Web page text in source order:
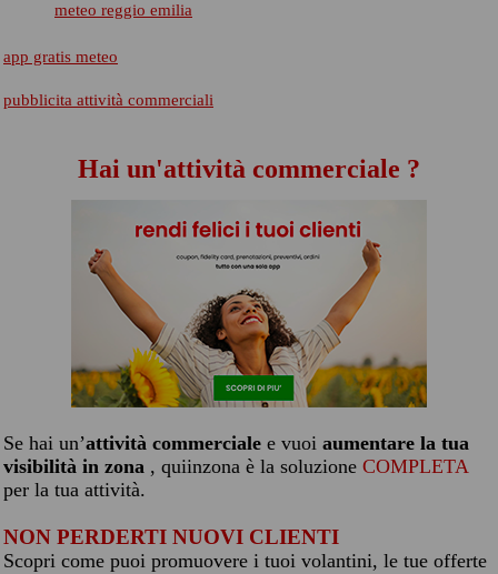
meteo reggio emilia
app gratis meteo
pubblicita attività commerciali
Hai un'attività commerciale ?
Se hai un’attività commerciale e vuoi aumentare la tua
visibilità in zona , quiinzona è la soluzione COMPLETA
per la tua attività.
NON PERDERTI NUOVI CLIENTI
Scopri come puoi promuovere i tuoi volantini, le tue offerte